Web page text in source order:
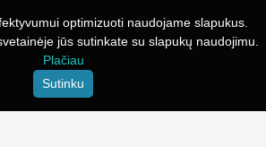
optimizuoti naudojame slapukus.
jūs sutinkate su slapukų naudojimu.
Plačiau
Sutinku